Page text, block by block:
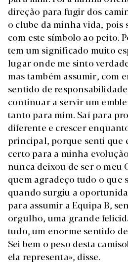
direção para fugir dos
o clube da minha vida, pois
com este símbolo ao peito.
tem um significado muito
lugar onde me sinto
mas também assumir, com
sentido de
continuar a servir um
tanto para mim. Saí para
diferente e crescer
principal, porque senti que
certo para a minha
nunca deixou de ser o meu
quem agradeço tudo o que
quando surgiu a
para assumir a Equipa B,
orgulho, uma grande
tudo, um enorme sentido
Sei bem o peso desta
ela representa», disse.